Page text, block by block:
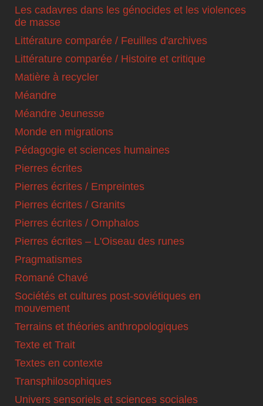
Les cadavres dans les génocides et les violences
de masse
Littérature comparée / Feuilles d'archives
Littérature comparée / Histoire et critique
Matière à recycler
Méandre
Méandre Jeunesse
Monde en migrations
Pédagogie et sciences humaines
Pierres écrites
Pierres écrites / Empreintes
Pierres écrites / Granits
Pierres écrites / Omphalos
Pierres écrites – L'Oiseau des runes
Pragmatismes
Romané Chavé
Sociétés et cultures post-soviétiques en
mouvement
Terrains et théories anthropologiques
Texte et Trait
Textes en contexte
Transphilosophiques
Univers sensoriels et sciences sociales